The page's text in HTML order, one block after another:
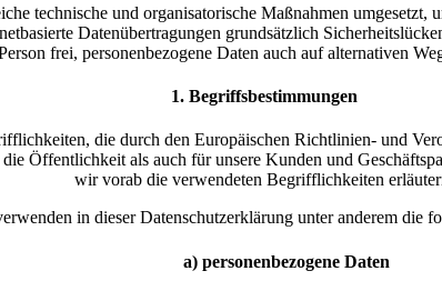
technische und organisatorische Maßnahmen umgesetzt,
Datenübertragungen grundsätzlich
frei, personenbezogene Daten auch auf alternativen
1. Begriffsbestimmungen
die durch den Europäischen Richtlinien- und
Öffentlichkeit als auch für unsere Kunden und
wir vorab die verwendeten Begrifflichkeiten
in dieser Datenschutzerklärung unter anderem die
a) personenbezogene Daten